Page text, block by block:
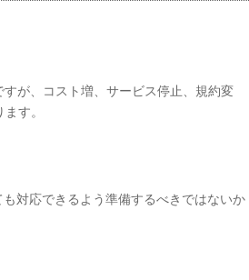
が、コスト増、サービス停止、規約変
す。
対応できるよう準備するべきではないか